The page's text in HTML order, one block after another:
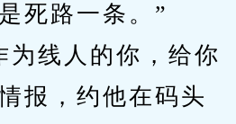
死路一条。”
线人的你，给你
报，约他在码头